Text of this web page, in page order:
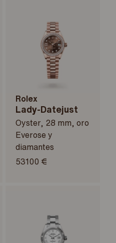
Rolex
Lady-Datejust
Oyster, 28 mm, oro
Everose y
diamantes
53100 €